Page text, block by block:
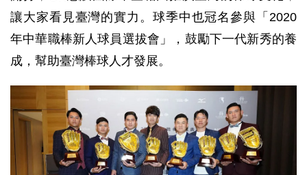
讓大家看見臺灣的實力。球季中也冠名參與「2020
年中華職棒新人球員選拔會」，鼓勵下一代新秀的養
成，幫助臺灣棒球人才發展。